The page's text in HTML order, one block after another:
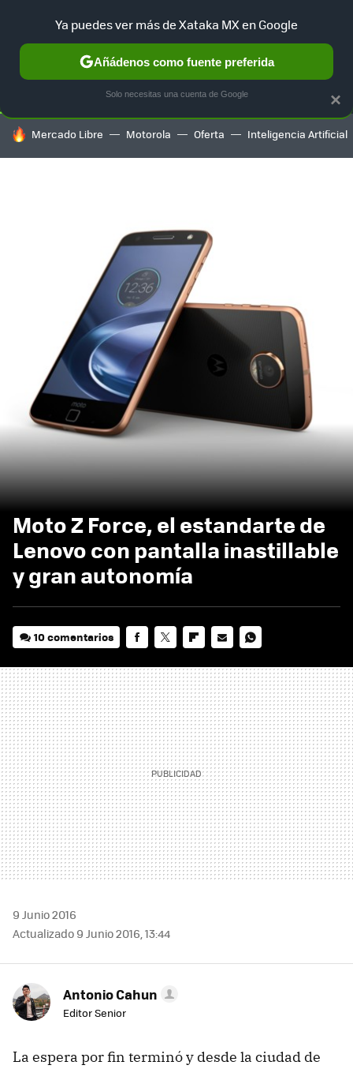
SELECCIÓN GAMING HOME AUTO TERRITORIO
HOY SE HABLA DE
Mercado Libre Motorola Oferta Inteligencia Artificial
Moto Z Force, el estandarte de
Lenovo con pantalla inastillable
y gran autonomía
10 comentarios
MAIL
9 Junio 2016
Actualizado 9 Junio 2016, 13:44
Antonio Cahun
Editor Senior
La espera por fin terminó y desde la ciudad de
×
Ya puedes ver más de Xataka MX en Google
Añádenos como fuente preferida
Solo necesitas una cuenta de Google